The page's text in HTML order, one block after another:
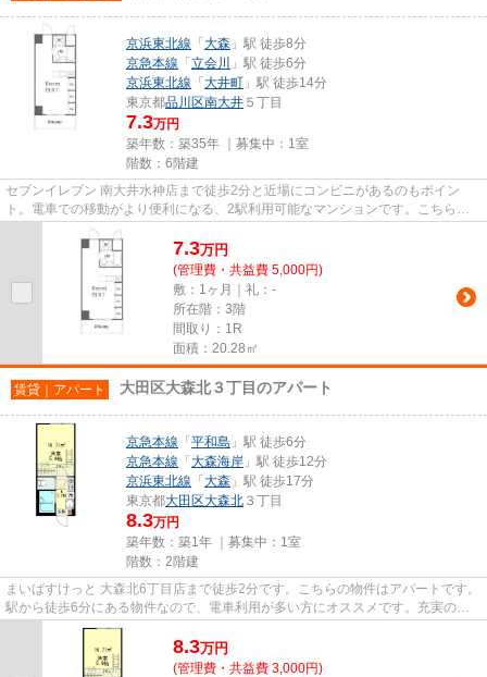
京浜東北線 「 大森 」駅 徒歩8分
京急本線 「 立会川
」駅 徒歩6分
京浜東北線 「 大井町 」駅 徒歩14分
東京都品川区南大井 ５丁目
7.3万円
築年数：築35年 ｜募集中： 1室
階数：6階建
セブンイレブン 南大井水神店まで徒歩2分と近場にコンビニがあるのもポイン
ト。電車での移動がより便利になる、2駅利用可能なマンションです。こちらの
物件はマンションです。こちらは...
7.3万円
(管理費・共益費 5,000円)
敷：1ヶ月｜礼：-
所在階：3階
間取り：1R
面積：20.28㎡
賃貸｜アパート 大田区大森北３丁目のアパート
京急本線 「 平和島 」駅 徒歩6分
京急本線 「 大森海岸 」駅 徒歩12分
京浜東北線 「 大森 」駅 徒歩17分
東京都大田区大森北 ３丁目
8.3万円
築年数：築1年 ｜募集中： 1室
階数：2階建
まいばすけっと 大森北6丁目店まで徒歩2分です。こちらの物件はアパートです。
駅から徒歩6分にある物件なので、電車利用が多い方にオススメです。充実の設
備と綺麗な室内を兼ね備えた...
8.3万円
(管理費・共益費 3,000円)